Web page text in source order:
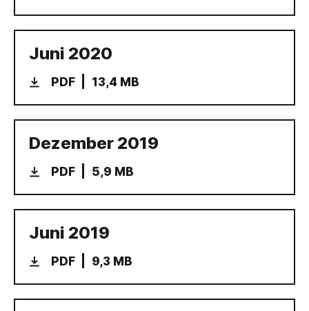
Juni 2020
PDF 13,4 MB
Dezember 2019
PDF 5,9 MB
Juni 2019
PDF 9,3 MB